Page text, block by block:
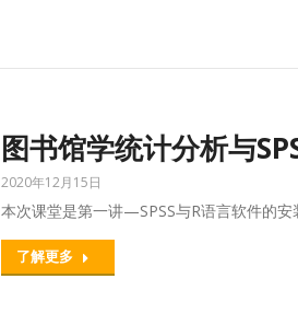
图书馆学统计分析与
2020年12月15日
本次课堂是第一讲—SPSS与R语言软件的
了解更多